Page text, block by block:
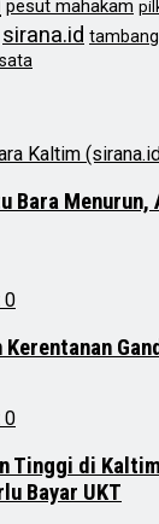
pesut mahakam
sirana.id tambang
Bara Menurun,
0
0
Tinggi di
Bayar UKT